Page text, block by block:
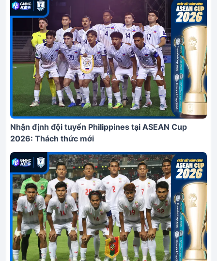
Nhận định đội tuyển Philippines tại ASEAN Cup
2026: Thách thức mới